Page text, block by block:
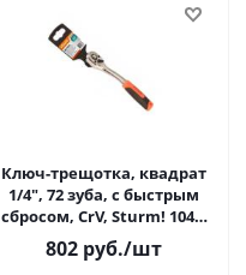
Ключ-трещотка, квадрат
1/4", 72 зуба, с быстрым
сбросом, CrV, Sturm! 1045-
17-R1/4
802 руб./шт